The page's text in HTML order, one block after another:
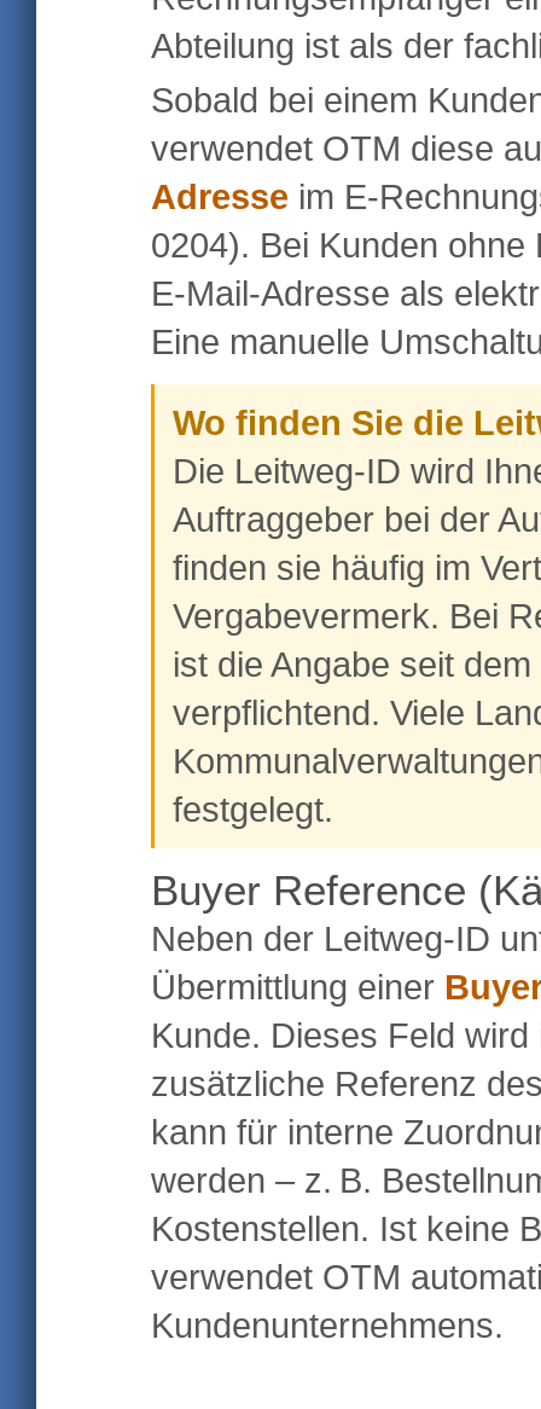
Abteilung ist als der
Sobald bei einem
verwendet OTM diese
Adresse im E-
0204). Bei Kunden
E-Mail-Adresse als
Eine manuelle
Wo finden Sie die
Die Leitweg-ID wird
Auftraggeber bei der
finden sie häufig im
Vergabevermerk. Bei
ist die Angabe seit
verpflichtend. Viele
festgelegt.
Buyer Reference
Neben der Leitweg-ID
Übermittlung einer
Kunde. Dieses Feld
zusätzliche Referenz
kann für interne
werden – z. B.
Kostenstellen. Ist keine
verwendet OTM
Kundenunternehmens.